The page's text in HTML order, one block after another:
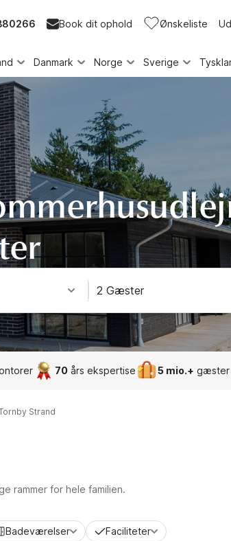
Book dit ophold Ønskeliste
Danmark Norge Sverige
2 Gæster
70 års ekspertise 5 mio.+ gæster
Strand
rammer for hele familien.
Badeværelser Faciliteter